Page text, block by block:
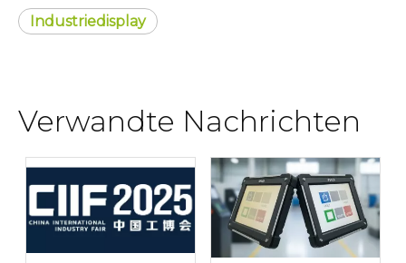
Industriedisplay
Verwandte Nachrichten